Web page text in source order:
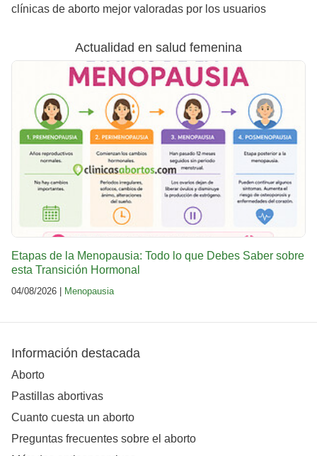
clínicas de aborto mejor valoradas por los usuarios
Actualidad en salud femenina
Etapas de la Menopausia: Todo lo que Debes Saber sobre
esta Transición Hormonal
04/08/2026 | Menopausia
Información destacada
Aborto
Pastillas abortivas
Cuanto cuesta un aborto
Preguntas frecuentes sobre el aborto